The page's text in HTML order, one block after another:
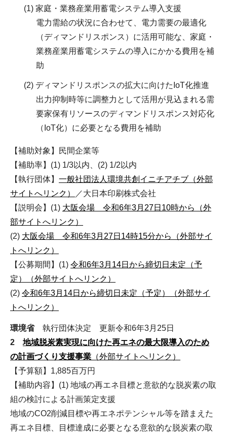
(1) 家庭・業務産業用蓄電システム導入支援
電力需給の状況に合わせて、電力需要の最適化
（ディマンドリスポンス）に活用可能な、家庭・
業務産業用蓄電システムの導入にかかる費用を補
助
(2) ディマンドリスポンスの拡大に向けたIoT化推進
出力抑制時等に調整力として活用が見込まれる需
要家保有リソースのディマンドリスポンス対応化
（IoT化）に必要となる費用を補助
【補助対象】民間企業等
【補助率】(1) 1/3以内、(2) 1/2以内
【執行団体】 一般社団法人環境共創イニチアチブ（外部
サイトへリンク）
／大日本印刷株式会社
【説明会】(1) 大阪会場 令和6年3月27日10時から（外
部サイトへリンク）
(2) 大阪会場 令和6年3月27日14時15分から（外部サイ
トへリンク）
【公募期間】(1) 令和6年3月14日から締切日未定（予
定）（外部サイトへリンク）
(2) 令和6年3月14日から締切日未定（予定）（外部サイ
トへリンク）
環境省執行団体決定 更新令和6年3月25日
2 地域脱炭素実現に向けた再エネの最大限導入のため
の計画づくり支援事業 （外部サイトへリンク）
【予算額】1,885百万円
【補助内容】(1) 地域の再エネ目標と意欲的な脱炭素の取
組の検討による計画策定支援
地域のCO2削減目標や再エネポテンシャル等を踏まえた
再エネ目標、目標達成に必要となる意欲的な脱炭素の取